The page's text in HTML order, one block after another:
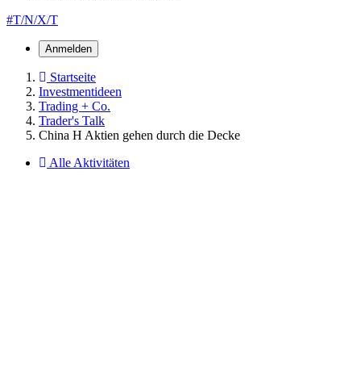
#T/N/X/T
Anmelden
Startseite
Investmentideen
Trading + Co.
Trader's Talk
China H Aktien gehen durch die Decke
Alle Aktivitäten